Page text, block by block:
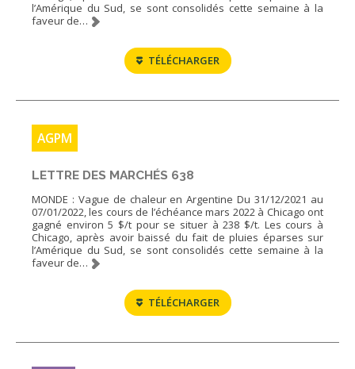
l’Amérique du Sud, se sont consolidés cette semaine à la
faveur de…
TÉLÉCHARGER
AGPM
LETTRE DES MARCHÉS 638
MONDE : Vague de chaleur en Argentine Du 31/12/2021 au
07/01/2022, les cours de l’échéance mars 2022 à Chicago ont
gagné environ 5 $/t pour se situer à 238 $/t. Les cours à
Chicago, après avoir baissé du fait de pluies éparses sur
l’Amérique du Sud, se sont consolidés cette semaine à la
faveur de…
TÉLÉCHARGER